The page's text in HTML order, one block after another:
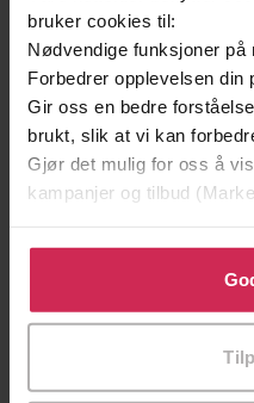
bruker cookies til:
Nødvendige funksjoner på
Forbedrer opplevelsen din
Gir oss en bedre
brukt, slik at vi kan
Gjør det mulig for oss å
kampanjer og tilbud
Klikk på «Godta alle» for
bruke cookies for alle
tilpasse ditt samtykke til
Sapiens